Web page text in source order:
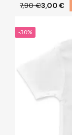
7,90 €3,00 €
-30%